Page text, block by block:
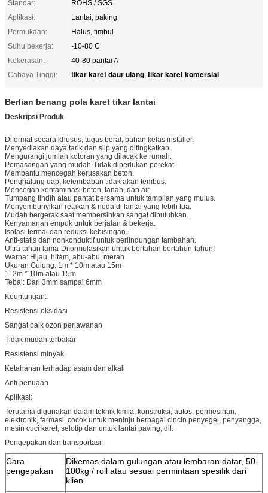
Standar:
ROHS / SGS
Aplikasi:
Lantai, paking
Permukaan:
Halus, timbul
Suhu bekerja:
-10-80 C
Kekerasan:
40-80 pantai A
Cahaya Tinggi:
tikar karet daur ulang, tikar karet komersial
Berlian benang pola karet tikar lantai
Deskripsi Produk
Diformat secara khusus, tugas berat, bahan kelas installer.
Menyediakan daya tarik dan slip yang ditingkatkan.
Mengurangi jumlah kotoran yang dilacak ke rumah.
Pemasangan yang mudah-Tidak diperlukan perekat.
Membantu mencegah kerusakan beton.
Penghalang uap, kelembaban tidak akan tembus.
Mencegah kontaminasi beton, tanah, dan air.
Tumpang tindih atau pantat bersama untuk tampilan yang mulus.
Menyembunyikan retakan & noda di lantai yang lebih tua.
Mudah bergerak saat membersihkan sangat dibutuhkan.
Kenyamanan empuk untuk berjalan & bekerja.
Isolasi termal dan reduksi kebisingan.
Anti-statis dan nonkonduktif untuk perlindungan tambahan.
Ultra tahan lama-Diformulasikan untuk bertahan bertahun-tahun!
Warna: Hijau, hitam, abu-abu, merah
Ukuran Gulung: 1m * 10m atau 15m
1. 2m * 10m atau 15m
Tebal: Dari 3mm sampai 6mm
Keuntungan:
Resistensi oksidasi
Sangat baik ozon perlawanan
Tidak mudah terbakar
Resistensi minyak
Ketahanan terhadap asam dan alkali
Anti penuaan
Aplikasi:
Terutama digunakan dalam teknik kimia, konstruksi, autos, permesinan,
elektronik, farmasi, cocok untuk meninju berbagai cincin penyegel, penyangga,
mesin cuci karet, selotip dan untuk lantai paving, dll.
Pengepakan dan transportasi:
Cara
pengepakan
Dikemas dalam gulungan atau lembaran datar, 50-
100kg / roll atau sesuai permintaan spesifik dari
klien